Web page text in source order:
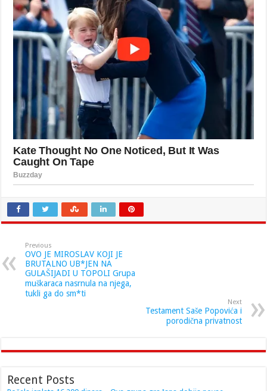
Previous
OVO JE MIROSLAV KOJI JE
BRUTALNO UB*JEN NA
GULAŠIJADI U TOPOLI Grupa
muškaraca nasrnula na njega,
tukli ga do sm*ti
Next
Testament Saše Popovića i
porodična privatnost
Recent Posts